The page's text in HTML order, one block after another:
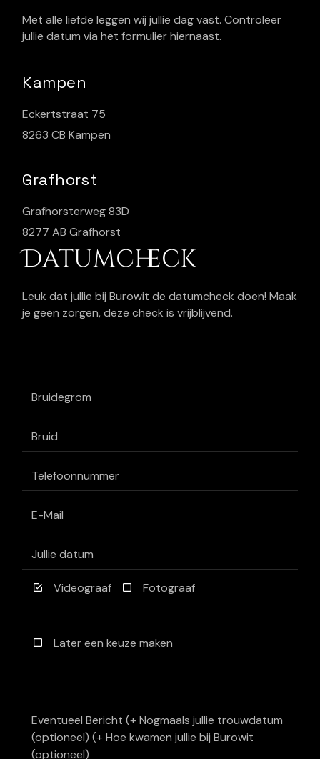
Met alle liefde leggen wij jullie dag vast. Controleer
jullie datum via het formulier hiernaast.
Kampen
Eckertstraat 75
8263 CB Kampen
Grafhorst
Grafhorsterweg 83D
8277 AB Grafhorst
Datumcheck
Leuk dat jullie bij Burowit de datumcheck doen! Maak
je geen zorgen, deze check is vrijblijvend.
Videograaf Fotograaf
Later een keuze maken